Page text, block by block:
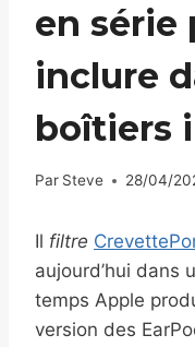
en série
inclure
boîtiers
Par Steve 28/04/
Il filtre
aujourd’hui dans
temps Apple
version des